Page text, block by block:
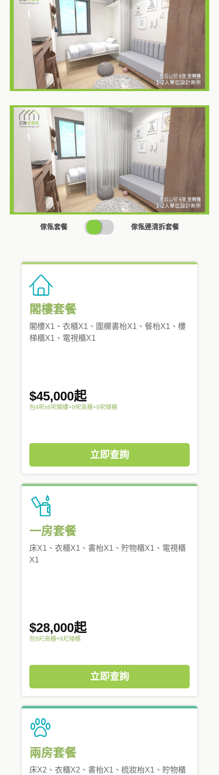
傢俬套餐
SWITCH
PRICING
傢俬連清拆套餐
閣樓套餐
閣樓X1、衣櫃X1、圍欄書枱X1、餐枱X1、樓
梯櫃X1、電視櫃X1
$45,000起
包4呎x6呎閣樓+8呎高櫃+8呎矮櫃
立即查詢
一房套餐
床X1、衣櫃X1、書枱X1、貯物櫃X1、電視櫃
X1
$28,000起
包9尺高櫃+9尺矮櫃
立即查詢
兩房套餐
床X2、衣櫃X2、書枱X1、梳妝枱X1、貯物櫃